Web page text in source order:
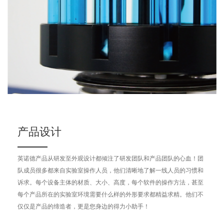
英诺德凭借强大的研发能力，注重前瞻性技术研发，已推出多款科学仪
产品设计
英诺德产品从研发至外观设计都倾注了研发团队和产品团队的心血！团
队成员很多都来自实验室操作人员，他们清晰地了解一线人员的习惯和
诉求。每个设备主体的材质、大小、高度，每个软件的操作方法，甚至
每个产品所在的实验室环境需要什么样的外形要求都精益求精。他们不
仅仅是产品的缔造者，更是您身边的得力小助手！